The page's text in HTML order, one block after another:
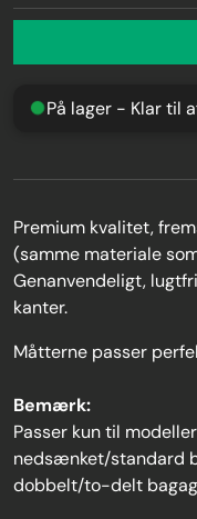
På lager - Klar til
Premium kvalitet,
(samme materiale
Genanvendeligt,
kanter.
Måtterne passer
Bemærk:
Passer kun til
nedsænket/standard
dobbelt/to-delt